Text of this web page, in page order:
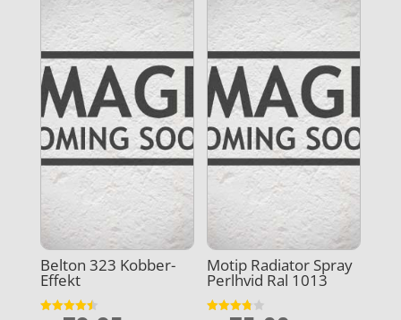
Belton 323 Kobber-
Effekt
Motip Radiator Spray
Perlhvid Ral 1013